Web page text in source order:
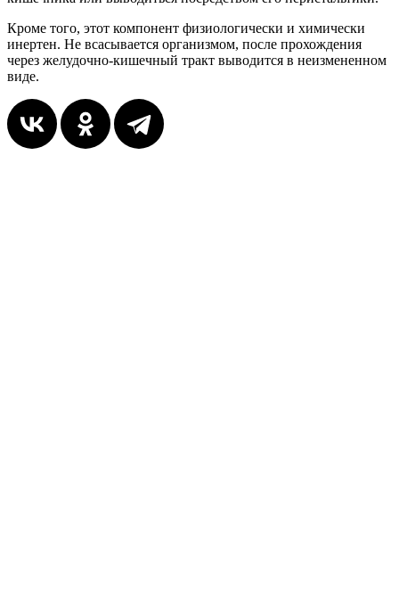
Кроме того, этот компонент физиологически и химически
инертен. Не всасывается организмом, после прохождения
через желудочно-кишечный тракт выводится в неизмененном
виде.